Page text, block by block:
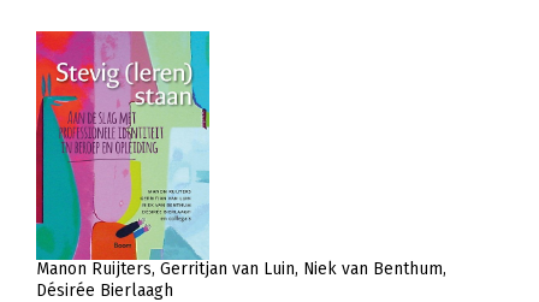
Manon Ruijters Gerritjan van Luin Niek van Benthum
Désirée Bierlaagh